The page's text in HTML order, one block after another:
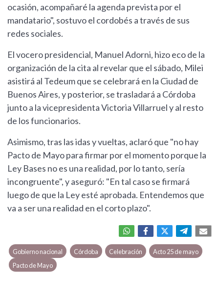
ocasión, acompañaré la agenda prevista por el
mandatario", sostuvo el cordobés a través de sus
redes sociales.
El vocero presidencial, Manuel Adorni, hizo eco de la
organización de la cita al revelar que el sábado, Milei
asistirá al Tedeum que se celebrará en la Ciudad de
Buenos Aires, y posterior, se trasladará a Córdoba
junto a la vicepresidenta Victoria Villarruel y al resto
de los funcionarios.
Asimismo, tras las idas y vueltas, aclaró que "no hay
Pacto de Mayo para firmar por el momento porque la
Ley Bases no es una realidad, por lo tanto, sería
incongruente", y aseguró: "En tal caso se firmará
luego de que la Ley esté aprobada. Entendemos que
va a ser una realidad en el corto plazo".
Gobierno nacional Córdoba Celebración
Acto 25 de mayo
Pacto de Mayo